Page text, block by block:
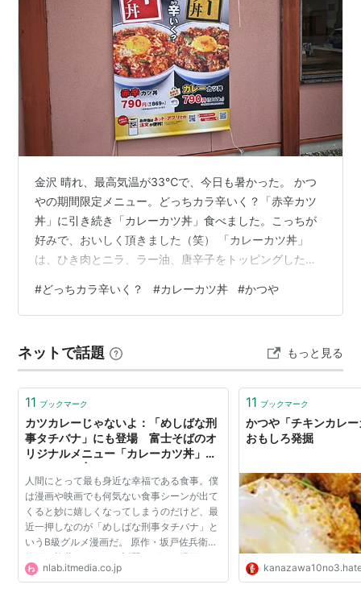
金沢 晴れ、最高気温が33℃で、今日も暑かった。 かつ
やの期間限定メニュー。どっちカラ辛いく？「赤辛カツ
丼」に引き続き「カレーカツ丼」食べました。こっちが
好みで、おいしく頂きました（笑） 「カレーカツ丼」
は、ひき肉とニラ、ラー油、唐辛子をトッピングした
す。スパイシーな香りと、カツの旨味が組み合わさり、
食欲をそそるホットな丼メニューとなっています。
新神田店：2025年08月29日 Xiaomi 15 Ultra】
#どっちカラ辛いく？ #カレーカツ丼 #かつや
ネットで話題 もっと見る
11 ブックマーク
カツカレーじゃないよ：「めしばな刑
事タチバナ」にも登場 富士そばのオ
リジナルメニュー「カレーカツ丼」を
人間にとって最も身近な幸福である食事。僕
は漫画や映画でも何気ない食事シーンが出て
くると妙に嬉しくなってしまうのだけど、最
近一押しなのが「めしばな刑事タチバナ」と
いうB級グルメ漫画だ。 原作・坂戸佐兵衛、
作画・旅井とりによる話題のグルメ漫画。
「富士そば」「吉野家」「サッポロ一番」な
nlab.itmedia.co.jp
11 ブックマーク
かつや「チキンカレ
おもしろ発掘